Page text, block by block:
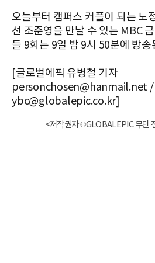
오늘부터 캠퍼스 커플이 되는 노
선 조준영을 만날 수 있는 MBC
들 9회는 9일 밤 9시 50분에 방송
[글로벌에픽 유병철 기자
personchosen@hanmail.net /
ybc@globalepic.co.kr]
<저작권자 ©GLOBALEPIC 무단